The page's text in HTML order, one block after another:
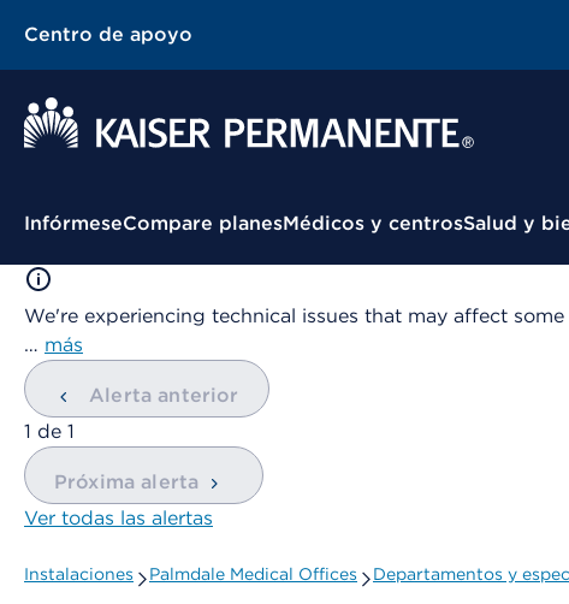
Centro de apoyo
Menú contextual
InfórmeseCompare planesMédicos y centrosSalud y
We're experiencing technical issues that may affect
… más
Alerta anterior
mostrando
1 de 1
Próxima alerta
Ver todas las alertas
Instalaciones Palmdale Medical Offices Departamentos y